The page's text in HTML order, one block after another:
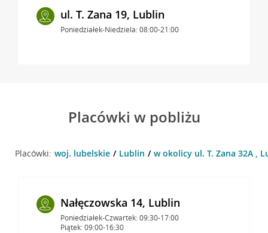
ul. T. Zana 19, Lublin
Poniedziałek-Niedziela: 08:00-21:00
Placówki w pobliżu
Placówki: woj. lubelskie Lublin w okolicy ul. T. Zana 32A ,
Nałęczowska 14, Lublin
Poniedziałek-Czwartek: 09:30-17:00
Piątek: 09:00-16:30